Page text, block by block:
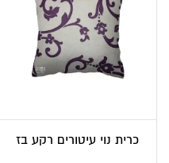
כרית נוי עיטורים רקע בז